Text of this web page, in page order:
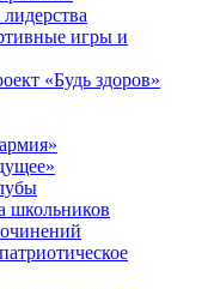
игры и
«Будь здоров»
школьников